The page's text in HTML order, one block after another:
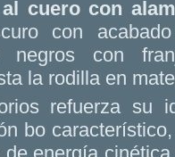
cuero con
con
negros con
la rodilla en
refuerza su
bo